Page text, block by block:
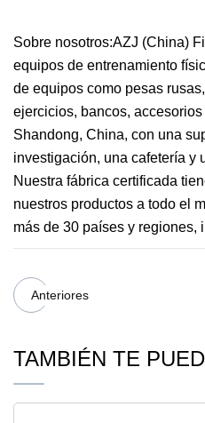
Sobre nosotros:AZJ (China)
equipos de entrenamiento
de equipos como pesas
ejercicios, bancos,
Shandong, China, con una
investigación, una cafetería y
Nuestra fábrica certificada
nuestros productos a todo el
más de 30 países y regiones,
Anteriores
TAMBIÉN TE